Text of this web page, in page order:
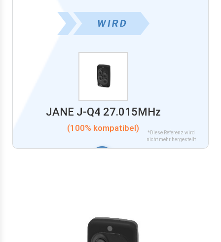
JANE J-Q4 27.015MHz
(100% kompatibel)
*Diese Referenz wird
nicht mehr hergestellt